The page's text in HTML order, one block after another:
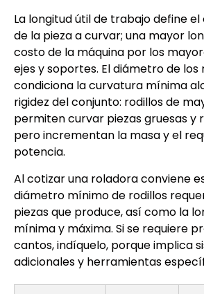
La longitud útil de trabajo define
de la pieza a curvar; una mayor
costo de la máquina por los
ejes y soportes. El diámetro de los
condiciona la curvatura mínima
rigidez del conjunto: rodillos de
permiten curvar piezas gruesas y
pero incrementan la masa y el
potencia.
Al cotizar una roladora conviene
diámetro mínimo de rodillos
piezas que produce, así como la
mínima y máxima. Si se requiere
cantos, indíquelo, porque implica
adicionales y herramientas